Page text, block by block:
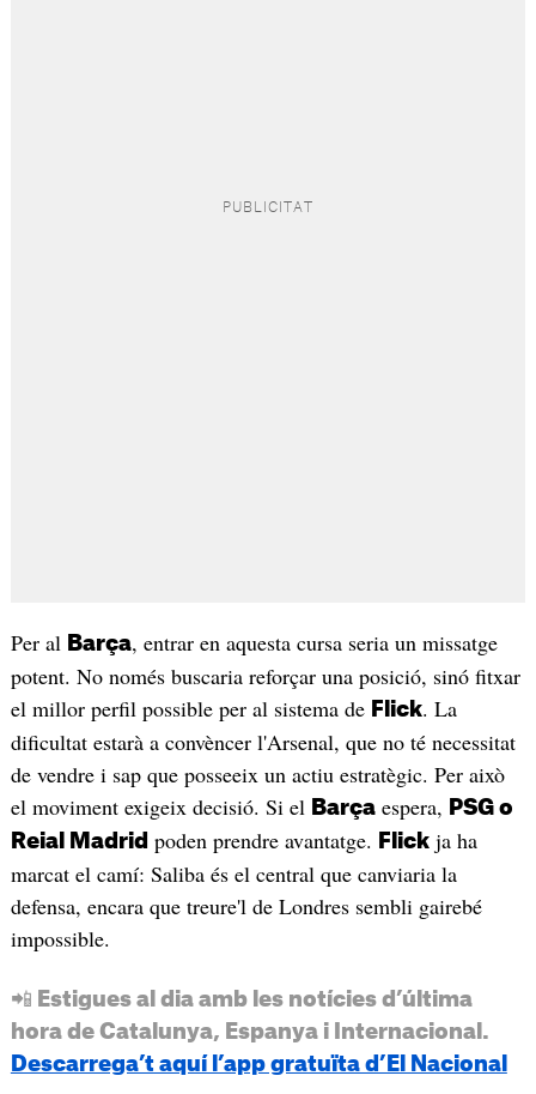
Per al Barça, entrar en aquesta cursa seria un missatge
potent. No només buscaria reforçar una posició, sinó fitxar
el millor perfil possible per al sistema de Flick. La
dificultat estarà a convèncer l'Arsenal, que no té necessitat
de vendre i sap que posseeix un actiu estratègic. Per això
el moviment exigeix decisió. Si el Barçaespera, PSG o
Reial Madrid poden prendre avantatge. Flickja ha
marcat el camí: Saliba és el central que canviaria la
defensa, encara que treure'l de Londres sembli gairebé
impossible.
📲 Estigues al dia amb les notícies d’última
hora de Catalunya, Espanya i Internacional.
Descarrega’t aquí l’app gratuïta d’El Nacional